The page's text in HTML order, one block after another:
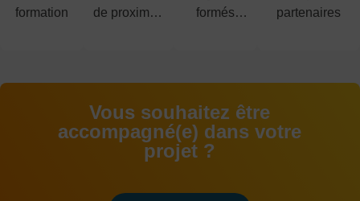
formation
de proximité
formés
partenaires
Vous souhaitez être
accompagné(e) dans votre
projet ?